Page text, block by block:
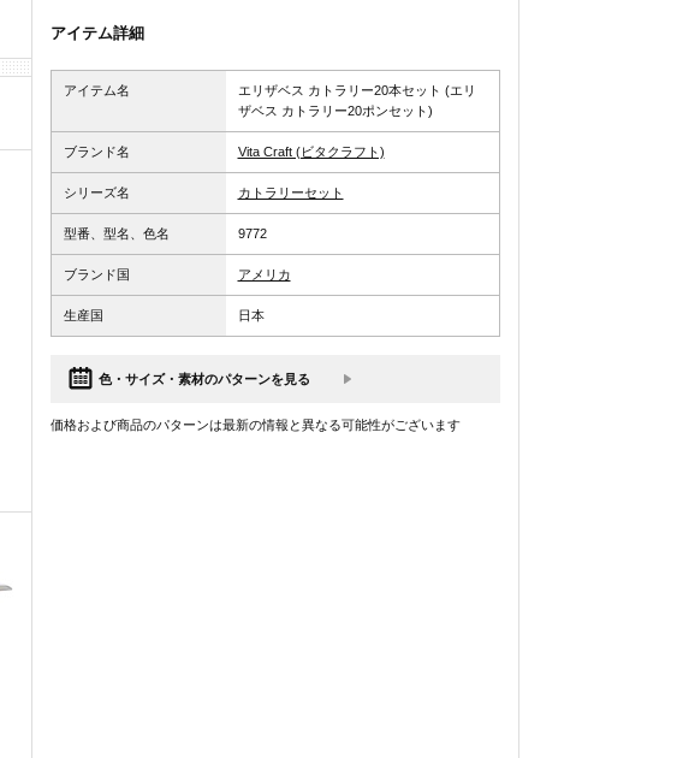
アイテム詳細
アイテム名
エリザベス カトラリー20本セット (エリ
ザベス カトラリー20ポンセット)
ブランド名 Vita Craft (ビタクラフト)
シリーズ名 カトラリーセット
型番、型名、色名 9772
ブランド国 アメリカ
生産国 日本
色・サイズ・素材のパターンを見る
価格および商品のパターンは最新の情報と異なる可能性がございます